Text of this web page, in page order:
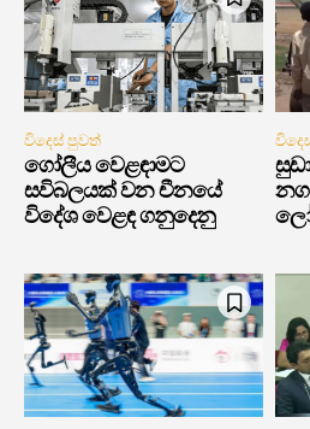
විදෙස් පුවත්
ගෝලීය වෙළඳාමට
සවිබලයක් වන චීනයේ
විදේශ වෙළඳ ගනුදෙනු